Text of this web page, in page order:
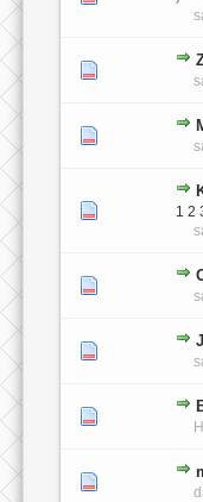
0 głosów - średnia
0 głosów - średnia 1
1 2
0 głosów - średnia
0 głosów - średnia
0 głosów - średnia
0 głosów - średnia
0 głosów - średnia 1